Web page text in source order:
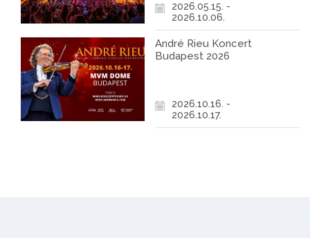
2026.05.15. -
2026.10.06.
André Rieu Koncert
Budapest 2026
2026.10.16. -
2026.10.17.